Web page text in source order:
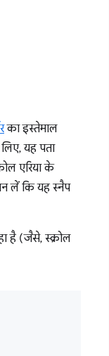
का इस्तेमाल
यह पता
एरिया के
लें कि यह स्नैप
है (जैसे, स्क्रोल